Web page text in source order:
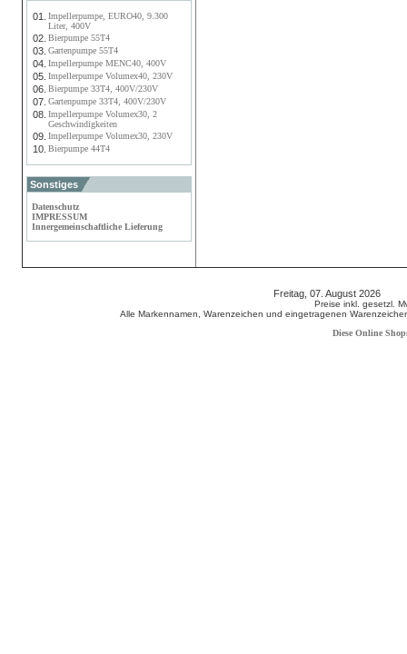
01.
Impellerpumpe, EURO40, 9.300
Liter, 400V
02. Bierpumpe 55T4
03. Gartenpumpe 55T4
04. Impellerpumpe MENC40, 400V
05. Impellerpumpe Volumex40, 230V
06. Bierpumpe 33T4, 400V/230V
07. Gartenpumpe 33T4, 400V/230V
08. Impellerpumpe Volumex30, 2
Geschwindigkeiten
09. Impellerpumpe Volumex30, 230V
10. Bierpumpe 44T4
Sonstiges
Datenschutz
IMPRESSUM
Innergemeinschaftliche Lieferung
Freitag, 07. August 2026
Preise inkl. gesetzl.
Alle Markennamen, Warenzeichen und eingetragenen
Diese Online